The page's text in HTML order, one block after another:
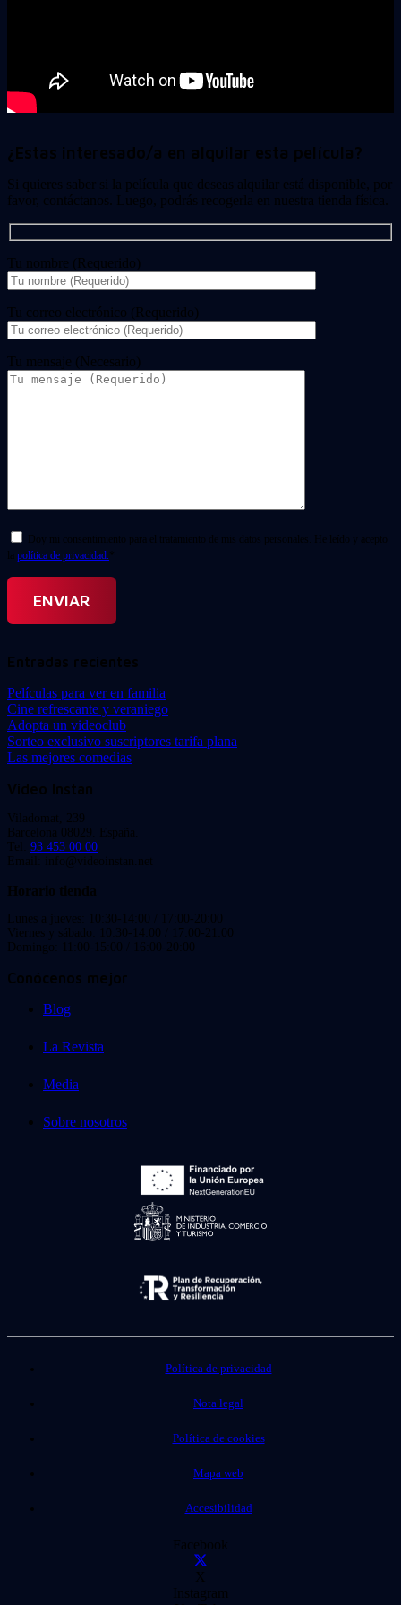
¿Estas interesado/a en alquilar esta película?
Si quieres saber si la película que deseas alquilar está disponible, por
favor, contáctanos. Luego, podrás recogerla en nuestra tienda física.
Tu nombre (Requerido)
Tu correo electrónico (Requerido)
Tu mensaje (Necesario)
Doy mi consentimiento para el tratamiento de mis datos personales. He leído y acepto
la política de privacidad. *
Entradas recientes
Películas para ver en familia
Cine refrescante y veraniego
Adopta un videoclub
Sorteo exclusivo suscriptores tarifa plana
Las mejores comedias
Video Instan
Viladomat, 239
Barcelona 08029. España.
Tel: 93 453 00 00
Email: info@videoinstan.net
Horario tienda
Lunes a jueves: 10:30-14:00 / 17:00-20:00
Viernes y sábado: 10:30-14:00 / 17:00-21:00
Domingo: 11:00-15:00 / 16:00-20:00
Conócenos mejor
Blog
La Revista
Media
Sobre nosotros
Política de privacidad
Nota legal
Política de cookies
Mapa web
Accesibilidad
Facebook
X
Instagram